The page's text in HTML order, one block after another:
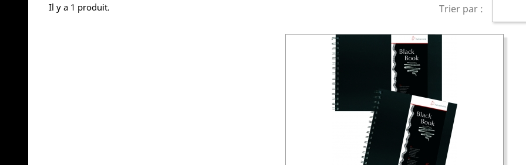
Il y a 1 produit. Trier par :